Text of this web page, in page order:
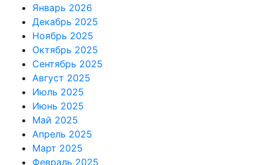
Январь 2026
Декабрь 2025
Ноябрь 2025
Октябрь 2025
Сентябрь 2025
Август 2025
Июль 2025
Июнь 2025
Май 2025
Апрель 2025
Март 2025
Февраль 2025